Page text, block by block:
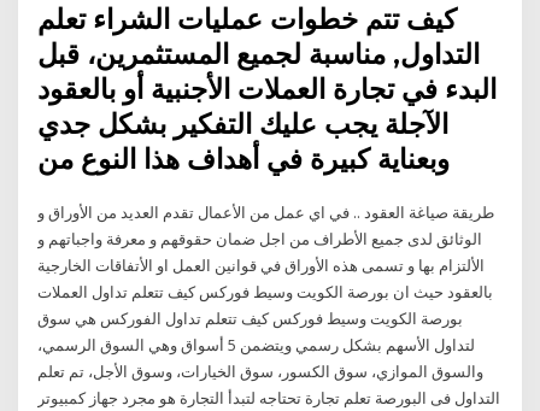
كيف تتم خطوات عمليات الشراء تعلم
التداول, مناسبة لجميع المستثمرين، قبل
البدء في تجارة العملات الأجنبية أو بالعقود
الآجلة يجب عليك التفكير بشكل جدي
وبعناية كبيرة في أهداف هذا النوع من
طريقة صياغة العقود .. في اي عمل من الأعمال تقدم العديد من الأوراق و
الوثائق لدى جميع الأطراف من اجل ضمان حقوقهم و معرفة واجباتهم و
الألتزام بها و تسمى هذه الأوراق في قوانين العمل او الأتفاقات الخارجية
بالعقود حيث ان بورصة الكويت وسيط فوركس كيف تتعلم تداول العملات
بورصة الكويت وسيط فوركس كيف تتعلم تداول الفوركس هي سوق
لتداول الأسهم بشكل رسمي ويتضمن 5 أسواق وهي السوق الرسمي،
والسوق الموازي، سوق الكسور، سوق الخيارات، وسوق الأجل، تم تعلم
التداول فى البورصة تعلم تجارة تحتاجه لتبدأ التجارة هو مجرد جهاز كمبيوتر